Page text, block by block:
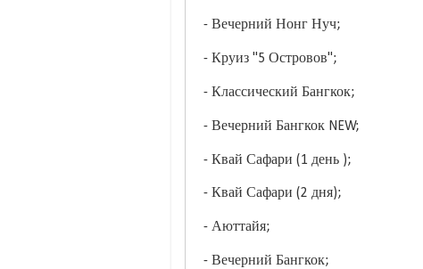
- Вечерний Нонг Нуч;
- Круиз "5 Островов";
- Классический Бангкок;
- Вечерний Бангкок NEW;
- Квай Сафари (1 день );
- Квай Сафари (2 дня);
- Аюттайя;
- Вечерний Бангкок;